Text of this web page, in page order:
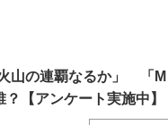
山の連覇なるか」 「M
【アンケート実施中】